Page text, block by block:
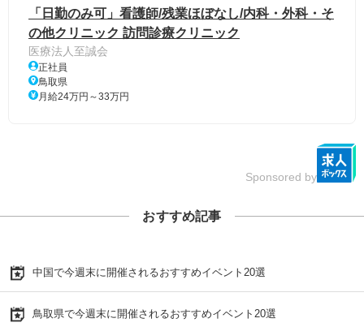
「日勤のみ可」看護師/残業ほぼなし/内科・外科・そ
の他クリニック 訪問診療クリニック
医療法人至誠会
正社員
鳥取県
月給24万円～33万円
Sponsored by
おすすめ記事
中国で今週末に開催されるおすすめイベント20選
鳥取県で今週末に開催されるおすすめイベント20選